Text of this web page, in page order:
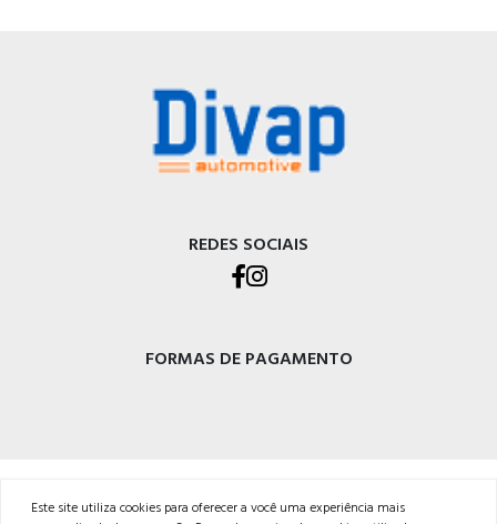
REDES SOCIAIS
FORMAS DE PAGAMENTO
Rod. BR-470 - Km 225, Integração<br />Garibaldi - RS, CEP 95720-000 <br />54 3029-
Este site utiliza cookies para oferecer a você uma experiência mais